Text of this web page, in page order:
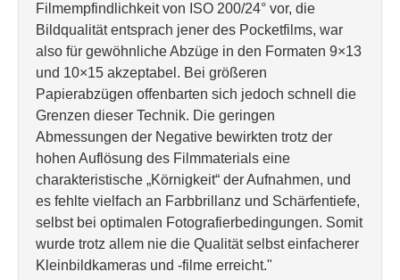
Filmempfindlichkeit von ISO 200/24° vor, die
Bildqualität entsprach jener des Pocketfilms, war
also für gewöhnliche Abzüge in den Formaten 9×13
und 10×15 akzeptabel. Bei größeren
Papierabzügen offenbarten sich jedoch schnell die
Grenzen dieser Technik. Die geringen
Abmessungen der Negative bewirkten trotz der
hohen Auflösung des Filmmaterials eine
charakteristische „Körnigkeit“ der Aufnahmen, und
es fehlte vielfach an Farbbrillanz und Schärfentiefe,
selbst bei optimalen Fotografierbedingungen. Somit
wurde trotz allem nie die Qualität selbst einfacherer
Kleinbildkameras und -filme erreicht."